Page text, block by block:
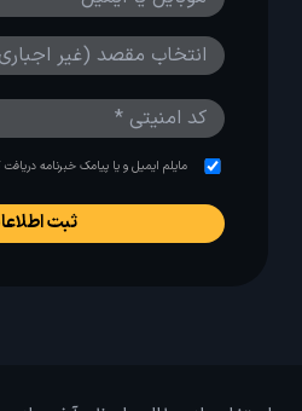
مایلم ایمیل و یا پیامک خبرنامه دریافت